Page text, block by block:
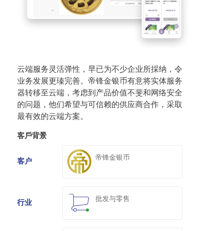
云端服务灵活弹性，早已为不少企业所採纳，令
业务发展更瑧完善。帝锋金银币有意将实体服务
器转移至云端，考虑到产品价值不斐和网络安全
的问题，他们希望与可信赖的供应商合作，采取
最有效的云端方案。
客戶背景
客户 帝锋金银币
行业 批发与零售